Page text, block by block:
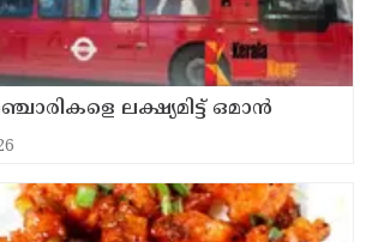
ലക്ഷ്യമിട്ട് ഒമാന്‍